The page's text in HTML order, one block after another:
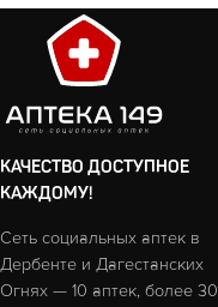
КАЧЕСТВО ДОСТУПНОЕ
КАЖДОМУ!
Сеть социальных аптек в
Дербенте и Дагестанских
Огнях — 10 аптек, более 30